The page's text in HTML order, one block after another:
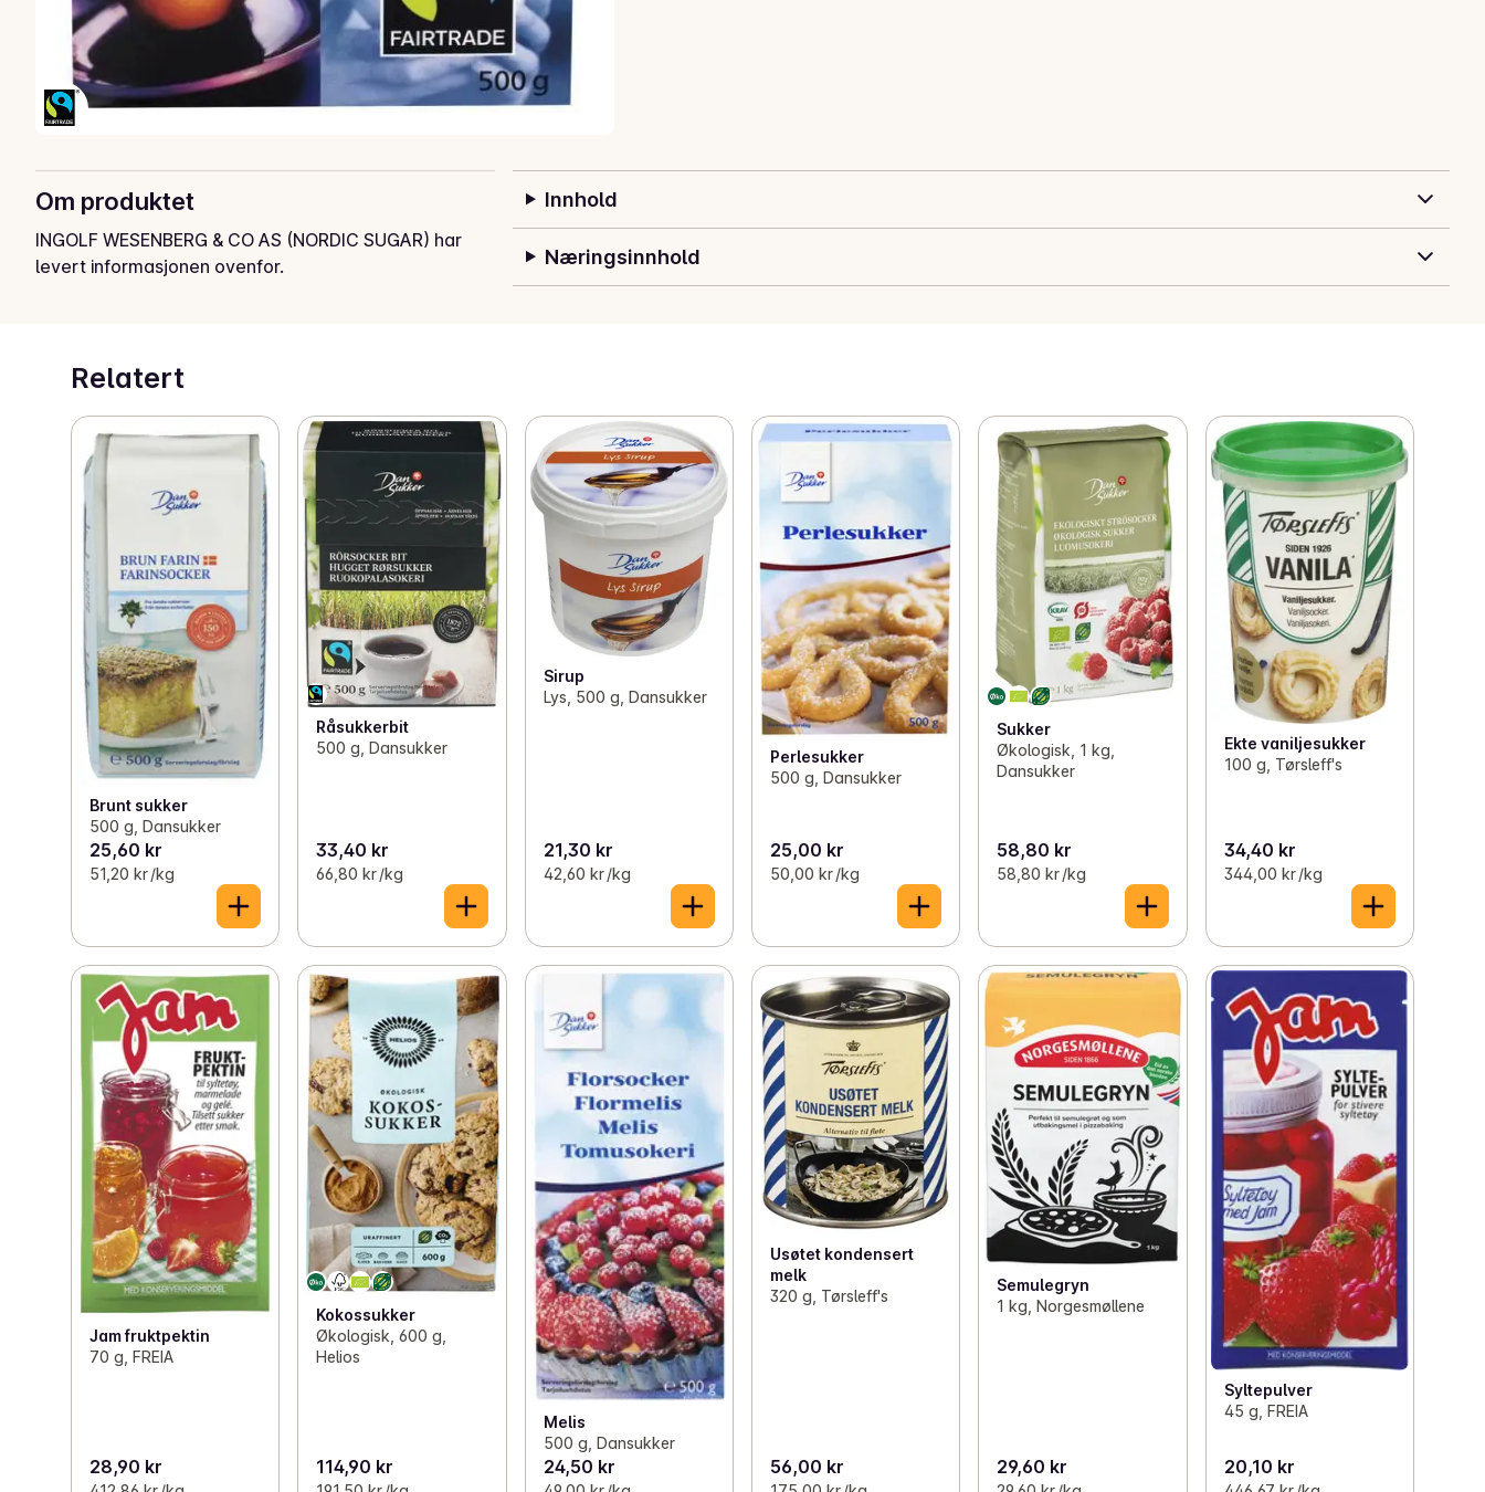
Om produktet
INGOLF WESENBERG & CO AS (NORDIC SUGAR) har
levert informasjonen ovenfor.
Innhold
Næringsinnhold
Relatert
Brunt sukker
500 g, Dansukker
25,60 kr
51,20 kr /kg
Råsukkerbit
500 g, Dansukker
33,40 kr
66,80 kr /kg
Sirup
Lys, 500 g, Dansukker
21,30 kr
42,60 kr /kg
Perlesukker
500 g, Dansukker
25,00 kr
50,00 kr /kg
Sukker
Økologisk, 1 kg,
Dansukker
58,80 kr
58,80 kr /kg
Ekte vaniljesukker
100 g, Tørsleff's
34,40 kr
344,00 kr /kg
Jam fruktpektin
70 g, FREIA
28,90 kr
Kokossukker
Økologisk, 600 g,
Helios
114,90 kr
Melis
500 g, Dansukker
24,50 kr
Usøtet kondensert
melk
320 g, Tørsleff's
56,00 kr
Semulegryn
1 kg, Norgesmøllene
29,60 kr
Syltepulver
45 g, FREIA
20,10 kr